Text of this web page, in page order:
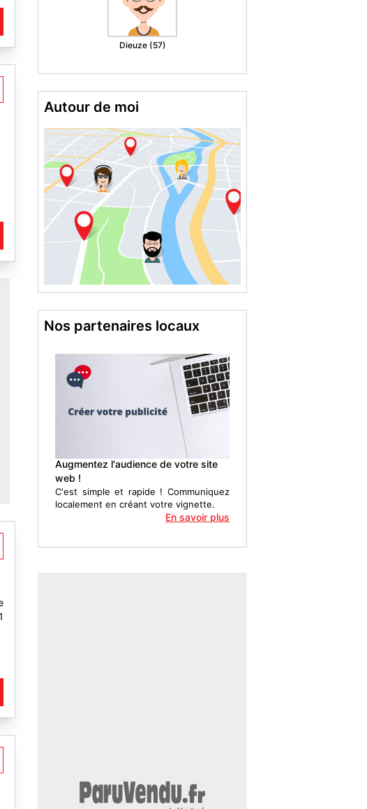
Oullins (69)
Autour de moi
Nos partenaires locaux
Augmentez l'audience de votre site
web !
C'est simple et rapide ! Communiquez
localement en créant votre vignette.
En savoir plus